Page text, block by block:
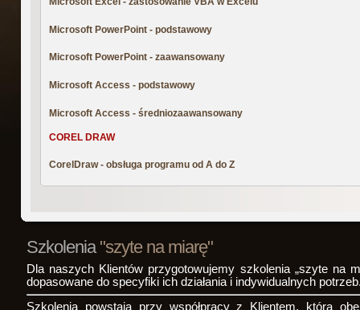
Microsoft PowerPoint - podstawowy
Microsoft PowerPoint - zaawansowany
Microsoft Access - podstawowy
Microsoft Access - średniozaawansowany
COREL DRAW
CorelDraw - obsługa programu od A do Z
Szkolenia"szyte na miarę"
Dla naszych Klientów przygotowujemy szkolenia „szyte na
dopasowane do specyfiki ich działania i indywidualnych
Szkolenia powstają przy współpracy z Klientem, która